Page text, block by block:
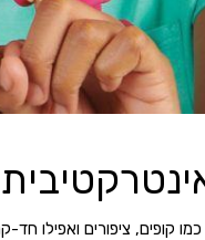
קופים, ציפורים ואפילו